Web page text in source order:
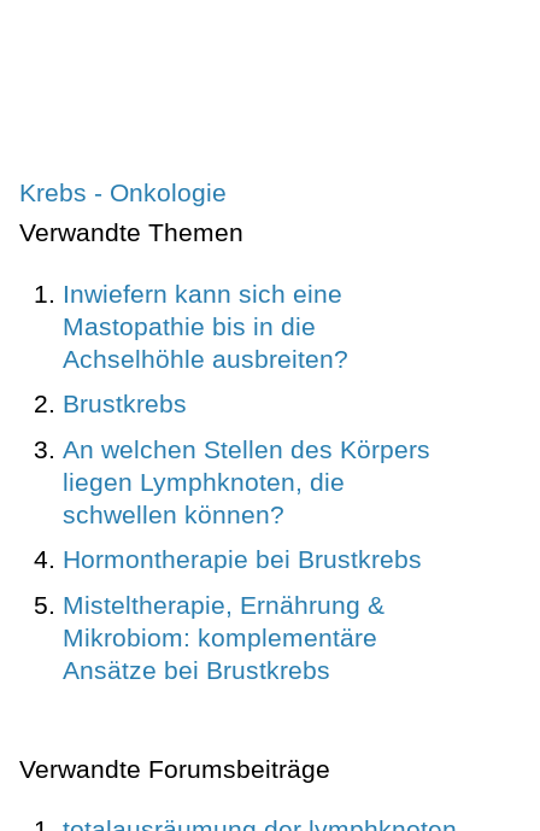
Krebs - Onkologie
Verwandte Themen
Inwiefern kann sich eine
Mastopathie bis in die
Achselhöhle ausbreiten?
Brustkrebs
An welchen Stellen des Körpers
liegen Lymphknoten, die
schwellen können?
Hormontherapie bei Brustkrebs
Misteltherapie, Ernährung &
Mikrobiom: komplementäre
Ansätze bei Brustkrebs
Verwandte Forumsbeiträge